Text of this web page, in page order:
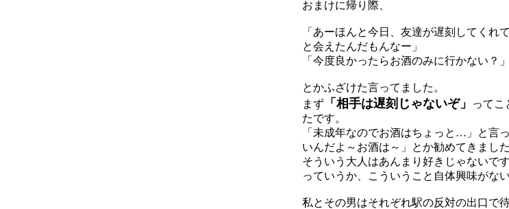
おまけに帰り際、
「あーほんと今日、友達が遅刻してくれ
と会えたんだもんなー」
「今度良かったらお酒のみに行かない？」
とかふざけた言ってました。
まず 「相手は遅刻じゃないぞ」
ってこ
たです。
「未成年なのでお酒はちょっと…」と言
いんだよ～お酒は～」とか勧めてきました
そういう大人はあんまり好きじゃないです
っていうか、こういうこと自体興味がな
私とその男はそれぞれ駅の反対の出口で